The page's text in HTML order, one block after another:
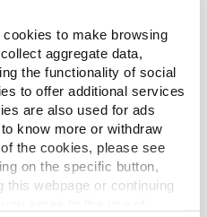
to make browsing
aggregate data,
the functionality of social
to offer additional services
are also used for ads
know more or withdraw
the cookies, please see
on the specific button,
this webpage or continuing